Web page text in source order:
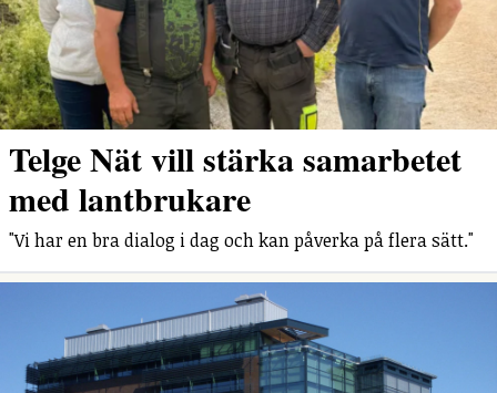
Telge Nät vill stärka samarbetet
med lantbrukare
"Vi har en bra dialog i dag och kan påverka på flera sätt."